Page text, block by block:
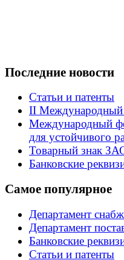
Последние новости
Статьи и патенты
II Международный
Международный
для устойчивого
Товарный знак
Банковские
Самое популярное
Департамент
Департамент
Банковские
Статьи и патенты